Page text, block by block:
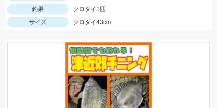
釣果
クロダイ1匹
サイズ
クロダイ43cm